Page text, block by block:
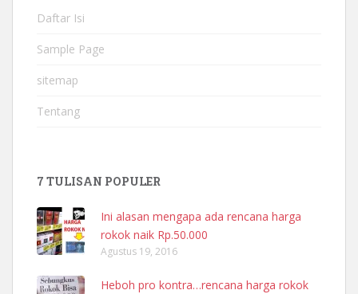
Daftar Isi
Sample Page
sitemap
Tentang
7 TULISAN POPULER
Ini alasan mengapa ada rencana harga
rokok naik Rp.50.000
Agustus 19, 2016
Heboh pro kontra…rencana harga rokok